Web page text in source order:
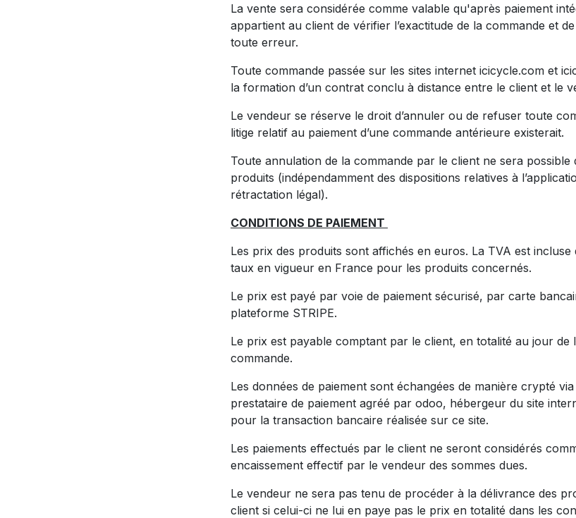
La vente sera considérée comme valable qu'après paiement
appartient au client de vérifier l’exactitude de la commande et
toute erreur.
Toute commande passée sur les sites internet icicycle.com et
la formation d’un contrat conclu à distance entre le client et le
Le vendeur se réserve le droit d’annuler ou de refuser toute
litige relatif au paiement d’une commande antérieure existerait.
Toute annulation de la commande par le client ne sera possible
produits (indépendamment des dispositions relatives à
rétractation légal).
CONDITIONS DE PAIEMENT
Les prix des produits sont affichés en euros. La TVA est
taux en vigueur en France pour les produits concernés.
Le prix est payé par voie de paiement sécurisé, par carte
plateforme STRIPE.
Le prix est payable comptant par le client, en totalité au jour de
commande.
Les données de paiement sont échangées de manière crypté
prestataire de paiement agréé par odoo, hébergeur du site
pour la transaction bancaire réalisée sur ce site.
Les paiements effectués par le client ne seront considérés
encaissement effectif par le vendeur des sommes dues.
Le vendeur ne sera pas tenu de procéder à la délivrance des
client si celui-ci ne lui en paye pas le prix en totalité dans les